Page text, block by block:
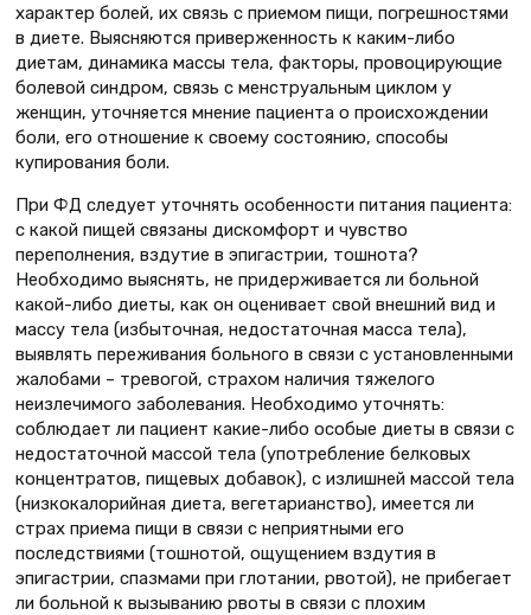
характер болей, их связь с приемом пищи, погрешностями
в диете. Выясняются приверженность к каким-либо
диетам, динамика массы тела, факторы, провоцирующие
болевой синдром, связь с менструальным циклом у
женщин, уточняется мнение пациента о происхождении
боли, его отношение к своему состоянию, способы
купирования боли.
При ФД следует уточнять особенности питания пациента:
с какой пищей связаны дискомфорт и чувство
переполнения, вздутие в эпигастрии, тошнота?
Необходимо выяснять, не придерживается ли больной
какой-либо диеты, как он оценивает свой внешний вид и
массу тела (избыточная, недостаточная масса тела),
выявлять переживания больного в связи с установленными
жалобами – тревогой, страхом наличия тяжелого
неизлечимого заболевания. Необходимо уточнять:
соблюдает ли пациент какие-либо особые диеты в связи с
недостаточной массой тела (употребление белковых
концентратов, пищевых добавок), с излишней массой тела
(низкокалорийная диета, вегетарианство), имеется ли
страх приема пищи в связи с неприятными его
последствиями (тошнотой, ощущением вздутия в
эпигастрии, спазмами при глотании, рвотой), не прибегает
ли больной к вызыванию рвоты в связи с плохим